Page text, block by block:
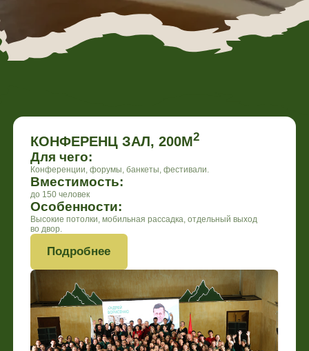
КОНФЕРЕНЦ ЗАЛ, 200М2
Конференции, форумы, банкеты, фестивали.
Вместимость:
до 150 человек
Особенности:
ЗАЛ ДЛЯ ПРАКТИК, 100М
Для чего:
Конференции, мастер-классы, практики, спортивные
мероприятия.
Вместимость:
До 50 человек
Особенности:
Мансардные потолки, естественный свет, вид на озеро и горы.